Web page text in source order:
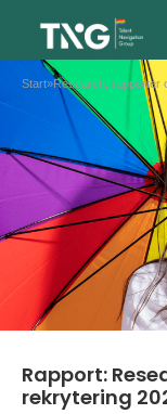
Start»Research, rapporter
Rapport:
rekrytering